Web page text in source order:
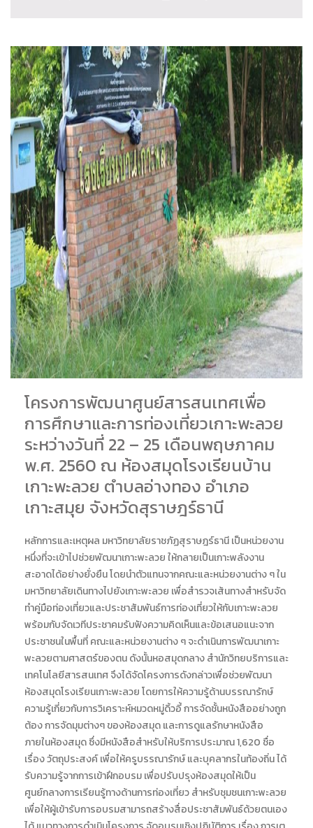
โครงการพัฒนาศูนย์สารสนเทศเพื่อ
การศึกษาและการท่องเที่ยวเกาะพะลวย
ระหว่างวันที่ 22 – 25 เดือนพฤษภาคม
พ.ศ. 2560 ณ ห้องสมุดโรงเรียนบ้าน
เกาะพะลวย ตำบลอ่างทอง อำเภอ
เกาะสมุย จังหวัดสุราษฎร์ธานี
หลักการและเหตุผล มหาวิทยาลัยราชภัฏสุราษฎร์ธานี เป็นหน่วยงาน
หนึ่งที่จะเข้าไปช่วยพัฒนาเกาะพะลวย ให้กลายเป็นเกาะพลังงาน
สะอาดได้อย่างยั่งยืน โดยนำตัวแทนจากคณะและหน่วยงานต่าง ๆ ใน
มหาวิทยาลัยเดินทางไปยังเกาะพะลวย เพื่อสำรวจเส้นทางสำหรับจัด
ทำคู่มือท่องเที่ยวและประชาสัมพันธ์การท่องเที่ยวให้กับเกาะพะลวย
พร้อมกับจัดเวทีประชาคมรับฟังความคิดเห็นและข้อเสนอแนะจาก
ประชาชนในพื้นที่ คณะและหน่วยงานต่าง ๆ จะดำเนินการพัฒนาเกาะ
พะลวยตามศาสตร์ของตน ดังนั้นหอสมุดกลาง สำนักวิทยบริการและ
เทคโนโลยีสารสนเทศ จึงได้จัดโครงการดังกล่าวเพื่อช่วยพัฒนา
ห้องสมุดโรงเรียนเกาะพะลวย โดยการให้ความรู้ด้านบรรณารักษ์
ความรู้เกี่ยวกับการวิเคราะห์หมวดหมู่ดิ้วอี้ การจัดชั้นหนังสืออย่างถูก
ต้อง การจัดมุมต่างๆ ของห้องสมุด และการดูแลรักษาหนังสือ
ภายในห้องสมุด ซึ่งมีหนังสือสำหรับให้บริการประมาณ 1,620 ชื่อ
เรื่อง วัตถุประสงค์ เพื่อให้ครูบรรณารักษ์ และบุคลากรในท้องถิ่น ได้
รับความรู้จากการเข้าฝึกอบรม เพื่อปรับปรุงห้องสมุดให้เป็น
ศูนย์กลางการเรียนรู้ทางด้านการท่องเที่ยว สำหรับชุมชนเกาะพะลวย
เพื่อให้ผู้เข้ารับการอบรมสามารถสร้างสื่อประชาสัมพันธ์ด้วยตนเอง